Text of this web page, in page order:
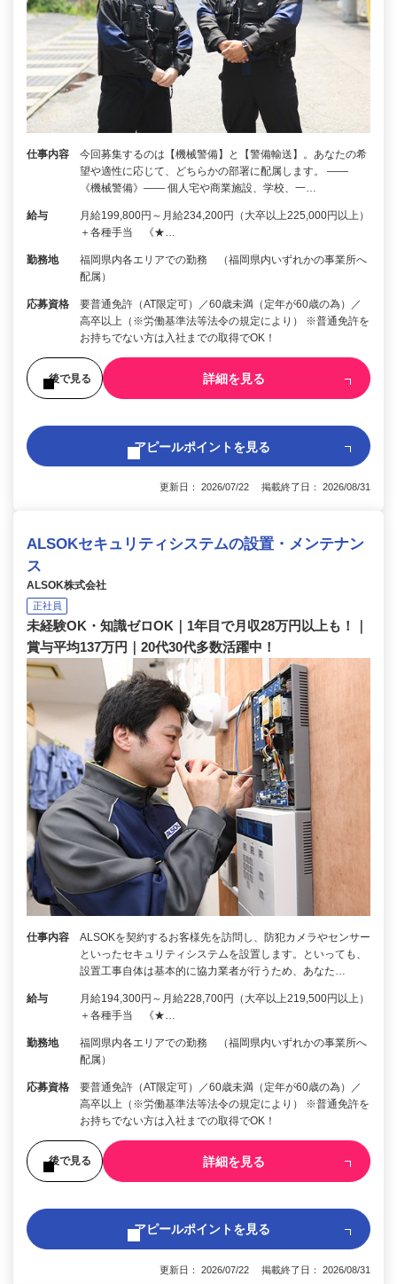
仕事内容
今回募集するのは【機械警備】と【警備輸送】。あなたの希
望や適性に応じて、どちらかの部署に配属します。 ――
《機械警備》―― 個人宅や商業施設、学校、一…
給与
月給199,800円～月給234,200円（大卒以上225,000円以上）
＋各種手当 《★…
勤務地
福岡県内各エリアでの勤務 （福岡県内いずれかの事業所へ
配属）
応募資格
要普通免許（AT限定可）／60歳未満（定年が60歳の為）／
高卒以上（※労働基準法等法令の規定により） ※普通免許を
お持ちでない方は入社までの取得でOK！
後で見る 詳細を見る
アピールポイントを見る
更新日： 2026/07/22 掲載終了日： 2026/08/31
ALSOKセキュリティシステムの設置・メンテナン
ス
ALSOK株式会社
正社員
未経験OK・知識ゼロOK｜1年目で月収28万円以上も！｜
賞与平均137万円｜20代30代多数活躍中！
仕事内容
ALSOKを契約するお客様先を訪問し、防犯カメラやセンサー
といったセキュリティシステムを設置します。といっても、
設置工事自体は基本的に協力業者が行うため、あなた…
給与
月給194,300円～月給228,700円（大卒以上219,500円以上）
＋各種手当 《★…
勤務地
福岡県内各エリアでの勤務 （福岡県内いずれかの事業所へ
配属）
応募資格
要普通免許（AT限定可）／60歳未満（定年が60歳の為）／
高卒以上（※労働基準法等法令の規定により） ※普通免許を
お持ちでない方は入社までの取得でOK！
後で見る 詳細を見る
アピールポイントを見る
更新日： 2026/07/22 掲載終了日： 2026/08/31